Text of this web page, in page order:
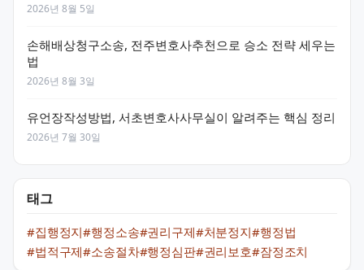
2026년 8월 5일
손해배상청구소송, 전주변호사추천으로 승소 전략 세우는
법
2026년 8월 3일
유언장작성방법, 서초변호사사무실이 알려주는 핵심 정리
2026년 7월 30일
태그
#집행정지#행정소송#권리구제#처분정지#행정법
#법적구제#소송절차#행정심판#권리보호#잠정조치